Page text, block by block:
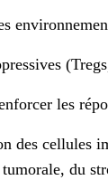
les
des cellules
du